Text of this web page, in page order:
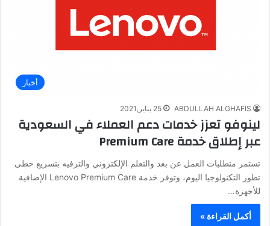
أخبار
ABDULLAH ALGHAFIS 25 يناير,2021
لينوفو تعزز خدمات دعم العملاء في السعودية
عبر إطلاق خدمة Premium Care
تستمر متطلبات العمل عن بعد والتعلم الإلكتروني والترفيه بتسريع خطى
تطور التكنولوجيا اليوم، وتوفر خدمة Lenovo Premium Care الإضافية
للأجهزة…
أكمل القراءة »